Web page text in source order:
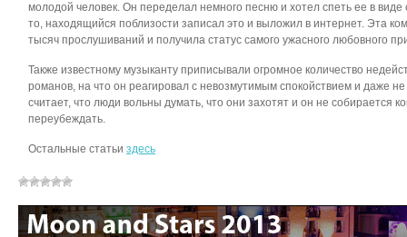
молодой человек. Он переделал немного песню и хотел спеть ее в виде
то, находящийся поблизости записал это и выложил в интернет. Эта
тысяч прослушиваний и получила статус самого ужасного любовного
Также известному музыканту приписывали огромное количество
романов, на что он реагировал с невозмутимым спокойствием и даже
считает, что люди вольны думать, что они захотят и он не собирается
переубеждать.
Остальные статьи здесь